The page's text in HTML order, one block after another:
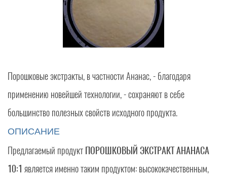
Порошковые экстракты, в частности Ананас, - благодаря
применению новейшей технологии, - сохраняют в себе
большинство полезных свойств исходного продукта.
ОПИСАНИЕ
Предлагаемый продукт ПОРОШКОВЫЙ ЭКСТРАКТ АНАНАСА
10:1 является именно таким продуктом: высококачественным,